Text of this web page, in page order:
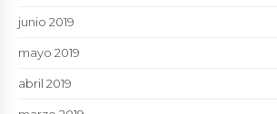
junio 2019
mayo 2019
abril 2019